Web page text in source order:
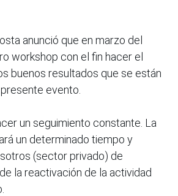
anunció que en marzo del
workshop con el fin hacer el
buenos resultados que se están
evento.
un seguimiento constante. La
un determinado tiempo y
(sector privado) de
la reactivación de la actividad